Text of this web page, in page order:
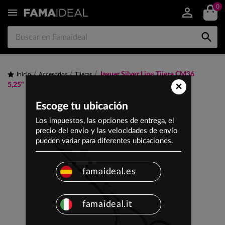
 0

Inicio Accesorios Tijeras
Jaguar Silver Line Tijera CM36
5,25"
×
Escoge tu ubicación
Los impuestos, las opciones de entrega, el
precio del envío y las velocidades de envío
pueden variar para diferentes ubicaciones.
famaideal.es
famaideal.it